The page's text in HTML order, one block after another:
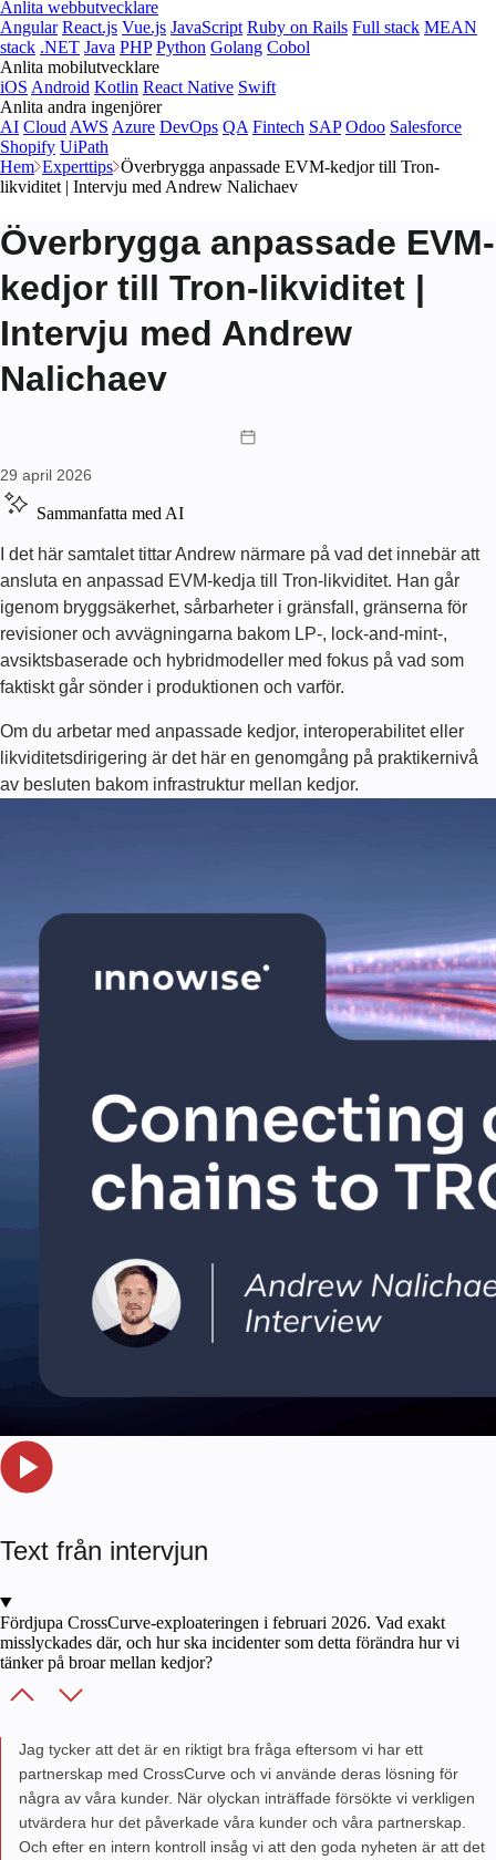
Anlita webbutvecklare
Angular React.js Vue.js JavaScript Ruby on Rails Full stack MEAN
stack .NET Java PHP Python Golang Cobol
Anlita mobilutvecklare
iOS Android Kotlin React Native Swift
Anlita andra ingenjörer
AI Cloud AWS Azure DevOps QA Fintech SAP Odoo Salesforce
Shopify UiPath
Hem Experttips Överbrygga anpassade EVM-kedjor till Tron-
likviditet | Intervju med Andrew Nalichaev
Överbrygga anpassade EVM-
kedjor till Tron-likviditet |
Intervju med Andrew
Nalichaev
29 april 2026
Sammanfatta med AI
I det här samtalet tittar Andrew närmare på vad det innebär att
ansluta en anpassad EVM-kedja till Tron-likviditet. Han går
igenom bryggsäkerhet, sårbarheter i gränsfall, gränserna för
revisioner och avvägningarna bakom LP-, lock-and-mint-,
avsiktsbaserade och hybridmodeller med fokus på vad som
faktiskt går sönder i produktionen och varför.
Om du arbetar med anpassade kedjor, interoperabilitet eller
likviditetsdirigering är det här en genomgång på praktikernivå
av besluten bakom infrastruktur mellan kedjor.
Text från intervjun
Fördjupa CrossCurve-exploateringen i februari 2026. Vad exakt
misslyckades där, och hur ska incidenter som detta förändra hur vi
tänker på broar mellan kedjor?
Jag tycker att det är en riktigt bra fråga eftersom vi har ett
partnerskap med CrossCurve och vi använde deras lösning för
några av våra kunder. När olyckan inträffade försökte vi verkligen
utvärdera hur det påverkade våra kunder och våra partnerskap.
Och efter en intern kontroll insåg vi att den goda nyheten är att det